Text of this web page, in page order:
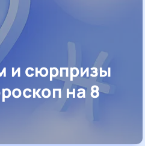
и сюрпризы
на 8